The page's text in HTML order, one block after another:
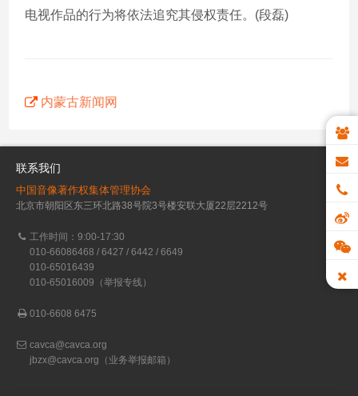
电视作品的行为将依法追究其侵权责任。(段磊)
内蒙古新闻网
联系我们
中国音像著作权集体管理协会
北京市朝阳区东三环北路38号院3号楼安联大厦22层2212号
工作时间：9:00-17:30
010-66086468 / 6427 / 6442 / 6649
010-65016439
010-65016009（举报专线）
010-6608 6475
cavca@cavca.org
jbzx@cavca.org （业务举报邮箱）